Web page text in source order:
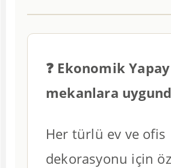
❓ Ekonomik
mekanlara
Her türlü ev ve ofis
dekorasyonu için